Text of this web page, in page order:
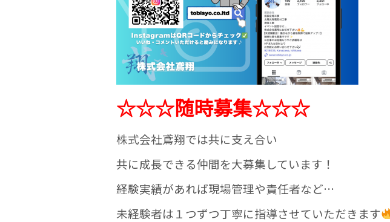
☆☆☆随時募集☆☆☆
株式会社鳶翔では共に支え合い
共に成長できる仲間を大募集しています！
経験実績があれば現場管理や責任者など…
未経験者は１つずつ丁寧に指導させていただきます